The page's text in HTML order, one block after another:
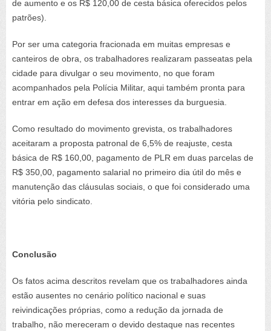
de aumento e os R$ 120,00 de cesta básica oferecidos pelos
patrões).
Por ser uma categoria fracionada em muitas empresas e
canteiros de obra, os trabalhadores realizaram passeatas pela
cidade para divulgar o seu movimento, no que foram
acompanhados pela Polícia Militar, aqui também pronta para
entrar em ação em defesa dos interesses da burguesia.
Como resultado do movimento grevista, os trabalhadores
aceitaram a proposta patronal de 6,5% de reajuste, cesta
básica de R$ 160,00, pagamento de PLR em duas parcelas de
R$ 350,00, pagamento salarial no primeiro dia útil do mês e
manutenção das cláusulas sociais, o que foi considerado uma
vitória pelo sindicato.
Conclusão
Os fatos acima descritos revelam que os trabalhadores ainda
estão ausentes no cenário político nacional e suas
reivindicações próprias, como a redução da jornada de
trabalho, não mereceram o devido destaque nas recentes